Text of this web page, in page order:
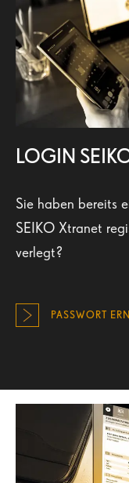
LOGIN
Sie haben bereits
SEIKO Xtranet
verlegt?
PASSWORT